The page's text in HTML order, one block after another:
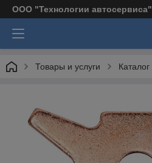
ООО "Технологии автосервиса"
Товары и услуги Каталог